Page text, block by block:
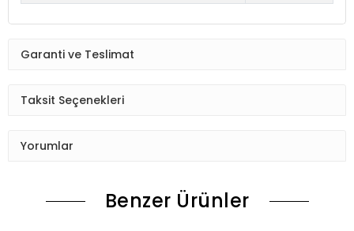
Garanti ve Teslimat
Taksit Seçenekleri
Yorumlar
Benzer Ürünler